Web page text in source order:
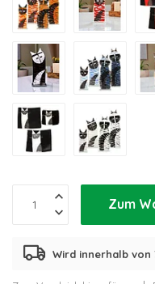
Zum
Wird innerhalb von